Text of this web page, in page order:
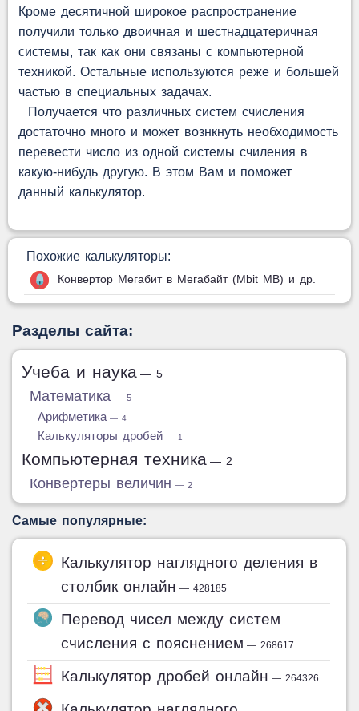
Кроме десятичной широкое распространение
получили только двоичная и шестнадцатеричная
системы, так как они связаны с компьютерной
техникой. Остальные используются реже и большей
частью в специальных задачах.
Получается что различных систем счисления
достаточно много и может вознкнуть необходимость
перевести число из одной системы счиления в
какую-нибудь другую. В этом Вам и поможет
данный калькулятор.
Похожие калькуляторы:
Конвертор Мегабит в Мегабайт (Mbit MB) и др.
Разделы сайта:
Учеба и наука — 5
Математика — 5
Арифметика — 4
Калькуляторы дробей — 1
Компьютерная техника — 2
Конвертеры величин — 2
Самые популярные:
Калькулятор наглядного деления в
столбик онлайн — 428185
Перевод чисел между систем
счисления с пояснением — 268617
Калькулятор дробей онлайн — 264326